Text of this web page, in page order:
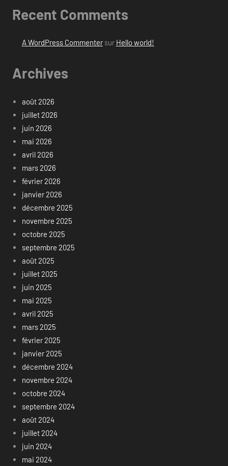
Recent Comments
A WordPress Commentersur Hello world!
Archives
août 2026
juillet 2026
juin 2026
mai 2026
avril 2026
mars 2026
février 2026
janvier 2026
décembre 2025
novembre 2025
octobre 2025
septembre 2025
août 2025
juillet 2025
juin 2025
mai 2025
avril 2025
mars 2025
février 2025
janvier 2025
décembre 2024
novembre 2024
octobre 2024
septembre 2024
août 2024
juillet 2024
juin 2024
mai 2024